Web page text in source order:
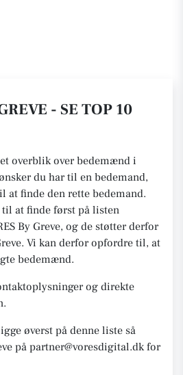
- SE TOP 10
overblik over bedemænd i
du har til en bedemand,
at finde den rette bedemand.
at finde først på listen
By Greve, og de støtter derfor
Vi kan derfor opfordre til, at
bedemænd.
og direkte
øverst på denne liste så
på partner@voresdigital.dk for